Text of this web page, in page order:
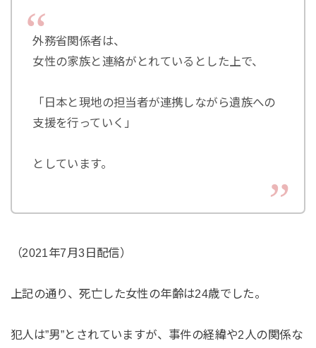
外務省関係者は、
女性の家族と連絡がとれているとした上で、
「日本と現地の担当者が連携しながら遺族への
支援を行っていく」
としています。
（2021年7月3日配信）
上記の通り、死亡した女性の年齢は24歳でした。
犯人は”男”とされていますが、事件の経緯や2人の関係な